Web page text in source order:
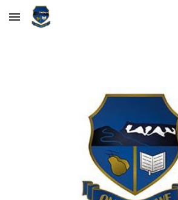
Skip to main content